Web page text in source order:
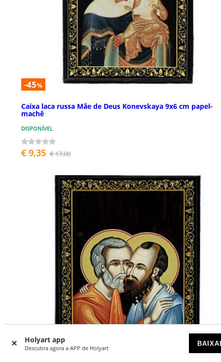
Holyart app
Descubra agora a APP de Holyart
-45%
Caixa laca russa Mãe de Deus Konevskaya 9x6 cm papel-
machê
DISPONÍVEL
€ 9,35 € 17,00